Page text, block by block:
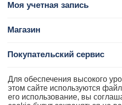
Моя учетная запись
Магазин
Покупательский сервис
Контакты
Для обеспечения высокого
этом сайте используются
его использование, вы